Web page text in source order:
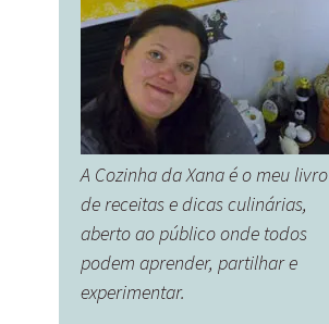
A Cozinha da Xana é o meu livro
de receitas e dicas culinárias,
aberto ao público onde todos
podem aprender, partilhar e
experimentar.